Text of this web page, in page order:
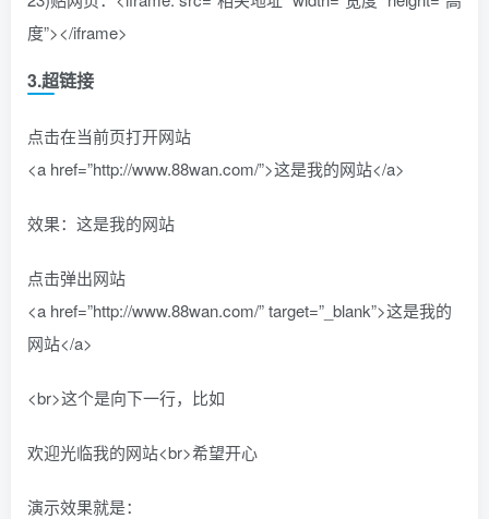
度”></iframe>
3.超链接
点击在当前页打开网站
<a href=”http://www.88wan.com/”>这是我的网站</a>
效果：这是我的网站
点击弹出网站
<a href=”http://www.88wan.com/” target=”_blank”>这是我的
网站</a>
<br>这个是向下一行，比如
欢迎光临我的网站<br>希望开心
演示效果就是：